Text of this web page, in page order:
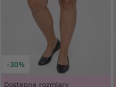
-30%
Dostępne rozmiary